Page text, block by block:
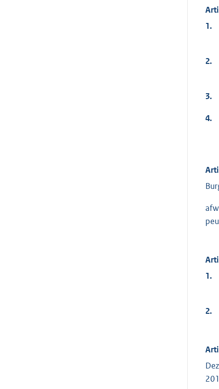
1.
2.
3.
4.
1.
2.